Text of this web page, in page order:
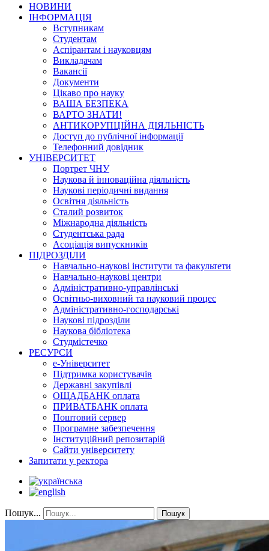
НОВИНИ
ІНФОРМАЦІЯ
Вступникам
Студентам
Аспірантам і науковцям
Викладачам
Вакансії
Документи
Цікаво про науку
ВАША БЕЗПЕКА
ВАРТО ЗНАТИ!
АНТИКОРУПЦІЙНА ДІЯЛЬНІСТЬ
Доступ до публічної інформації
Телефонний довідник
УНІВЕРСИТЕТ
Портрет ЧНУ
Наукова й інноваційна діяльність
Наукові періодичні видання
Освітня діяльність
Сталий розвиток
Міжнародна діяльність
Студентська рада
Асоціація випускників
ПІДРОЗДІЛИ
Навчально-наукові інститути та факультети
Навчально-наукові центри
Адміністративно-управлінські
Освітньо-виховний та науковий процес
Адміністративно-господарські
Наукові підрозділи
Наукова бібліотека
Студмістечко
РЕСУРСИ
е-Університет
Підтримка користувачів
Державні закупівлі
ОЩАДБАНК оплата
ПРИВАТБАНК оплата
Поштовий сервер
Програмне забезпечення
Інституційний репозитарій
Сайти університету
Запитати у ректора
Пошук... Пошук